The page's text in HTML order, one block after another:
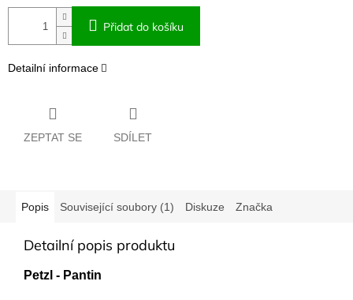
Přidat do košíku
Detailní informace
ZEPTAT SE SDÍLET
Popis Související soubory (1) Diskuze Značka
Detailní popis produktu
Petzl - Pantin